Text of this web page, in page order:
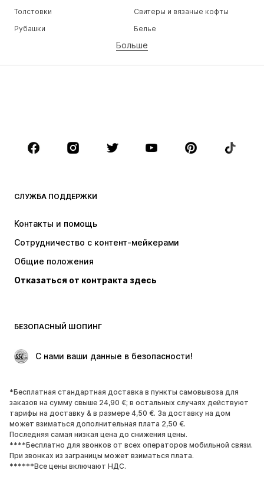
Толстовки
Свитеры и вязаные кофты
Рубашки
Белье
Рубашки
ОДЕЖДА
Куртки
Костюмы и пиджаки
Пальто
Пляжная одежда
Поводы
ЭКСКЛЮЗИВ
ОБУВЬ
НОВИНКИ
Открытая обувь
ЭКСКЛЮЗИВ
СПОРТ
Спорт
Виды спорта
Спортивная обувь
Больше
СЛУЖБА ПОДДЕРЖКИ
Контакты и помощь
Сотрудничество с контент-мейкерами
Общие положения
Отказаться от контракта здесь
БЕЗОПАСНЫЙ ШОПИНГ
С нами ваши данные в безопасности!
*Бесплатная стандартная доставка в пункты самовывоза для
заказов на сумму свыше 24,90 €; в остальных случаях действуют
тарифы на доставку & в размере 4,50 €. За доставку на дом
может взиматься дополнительная плата 2,50 €.
Последняя самая низкая цена до снижения цены.
****Бесплатно для звонков от всех операторов мобильной связи.
При звонках из заграницы может взиматься плата.
******Все цены включают НДС.